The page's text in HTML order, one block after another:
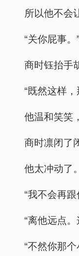
所以他不会
“关你屁事。
商时钰抬手
“既然这样
他温和笑笑
商时凛闭了
他太冲动了。
“我不会再跟
“离他远点
“不然你那